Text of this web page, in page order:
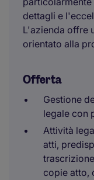
dettagli e
L'azienda offre
orientato alla
Offerta
Gestione
legale con
Attività
atti,
copie atto,